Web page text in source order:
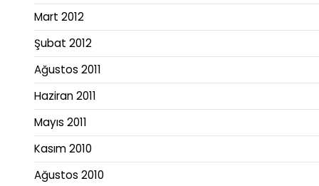
Mart 2012
Şubat 2012
Ağustos 2011
Haziran 2011
Mayıs 2011
Kasım 2010
Ağustos 2010